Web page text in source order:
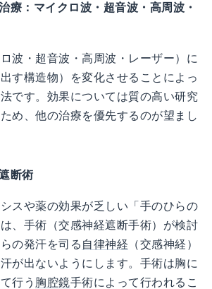
療：マイクロ波・超音波・高周波・
波・超音波・高周波・レーザー）に
す構造物）を変化させることによっ
です。効果については質の高い研究
め、他の治療を優先するのが望まし
断術
スや薬の効果が乏しい「手のひらの
、手術（交感神経遮断手術）が検討
の発汗を司る 自律神経 （交感神経）
が出ないようにします。手術は胸に
行う 胸腔鏡手術によって行われるこ